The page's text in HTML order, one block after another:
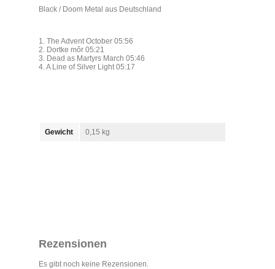
Black / Doom Metal aus Deutschland
1. The Advent October 05:56
2. Dortke môr 05:21
3. Dead as Martyrs March 05:46
4. A Line of Silver Light 05:17
Gewicht 0,15 kg
Rezensionen
Es gibt noch keine Rezensionen.